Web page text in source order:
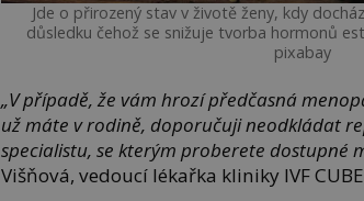
Jde o přirozený stav v životě ženy, kdy
důsledku čehož se snižuje tvorba hormonů
pixabay
„V případě, že vám hrozí předčasná
už máte v rodině, doporučuji neodkládat
specialistu, se kterým proberete dostupné
Višňová, vedoucí lékařka kliniky IVF